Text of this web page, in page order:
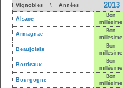
Vignobles \ Années 2013
Alsace
Bon
millésime
Armagnac
Bon
millésime
Beaujolais
Bon
millésime
Bordeaux
Bon
millésime
Bourgogne
Bon
millésime